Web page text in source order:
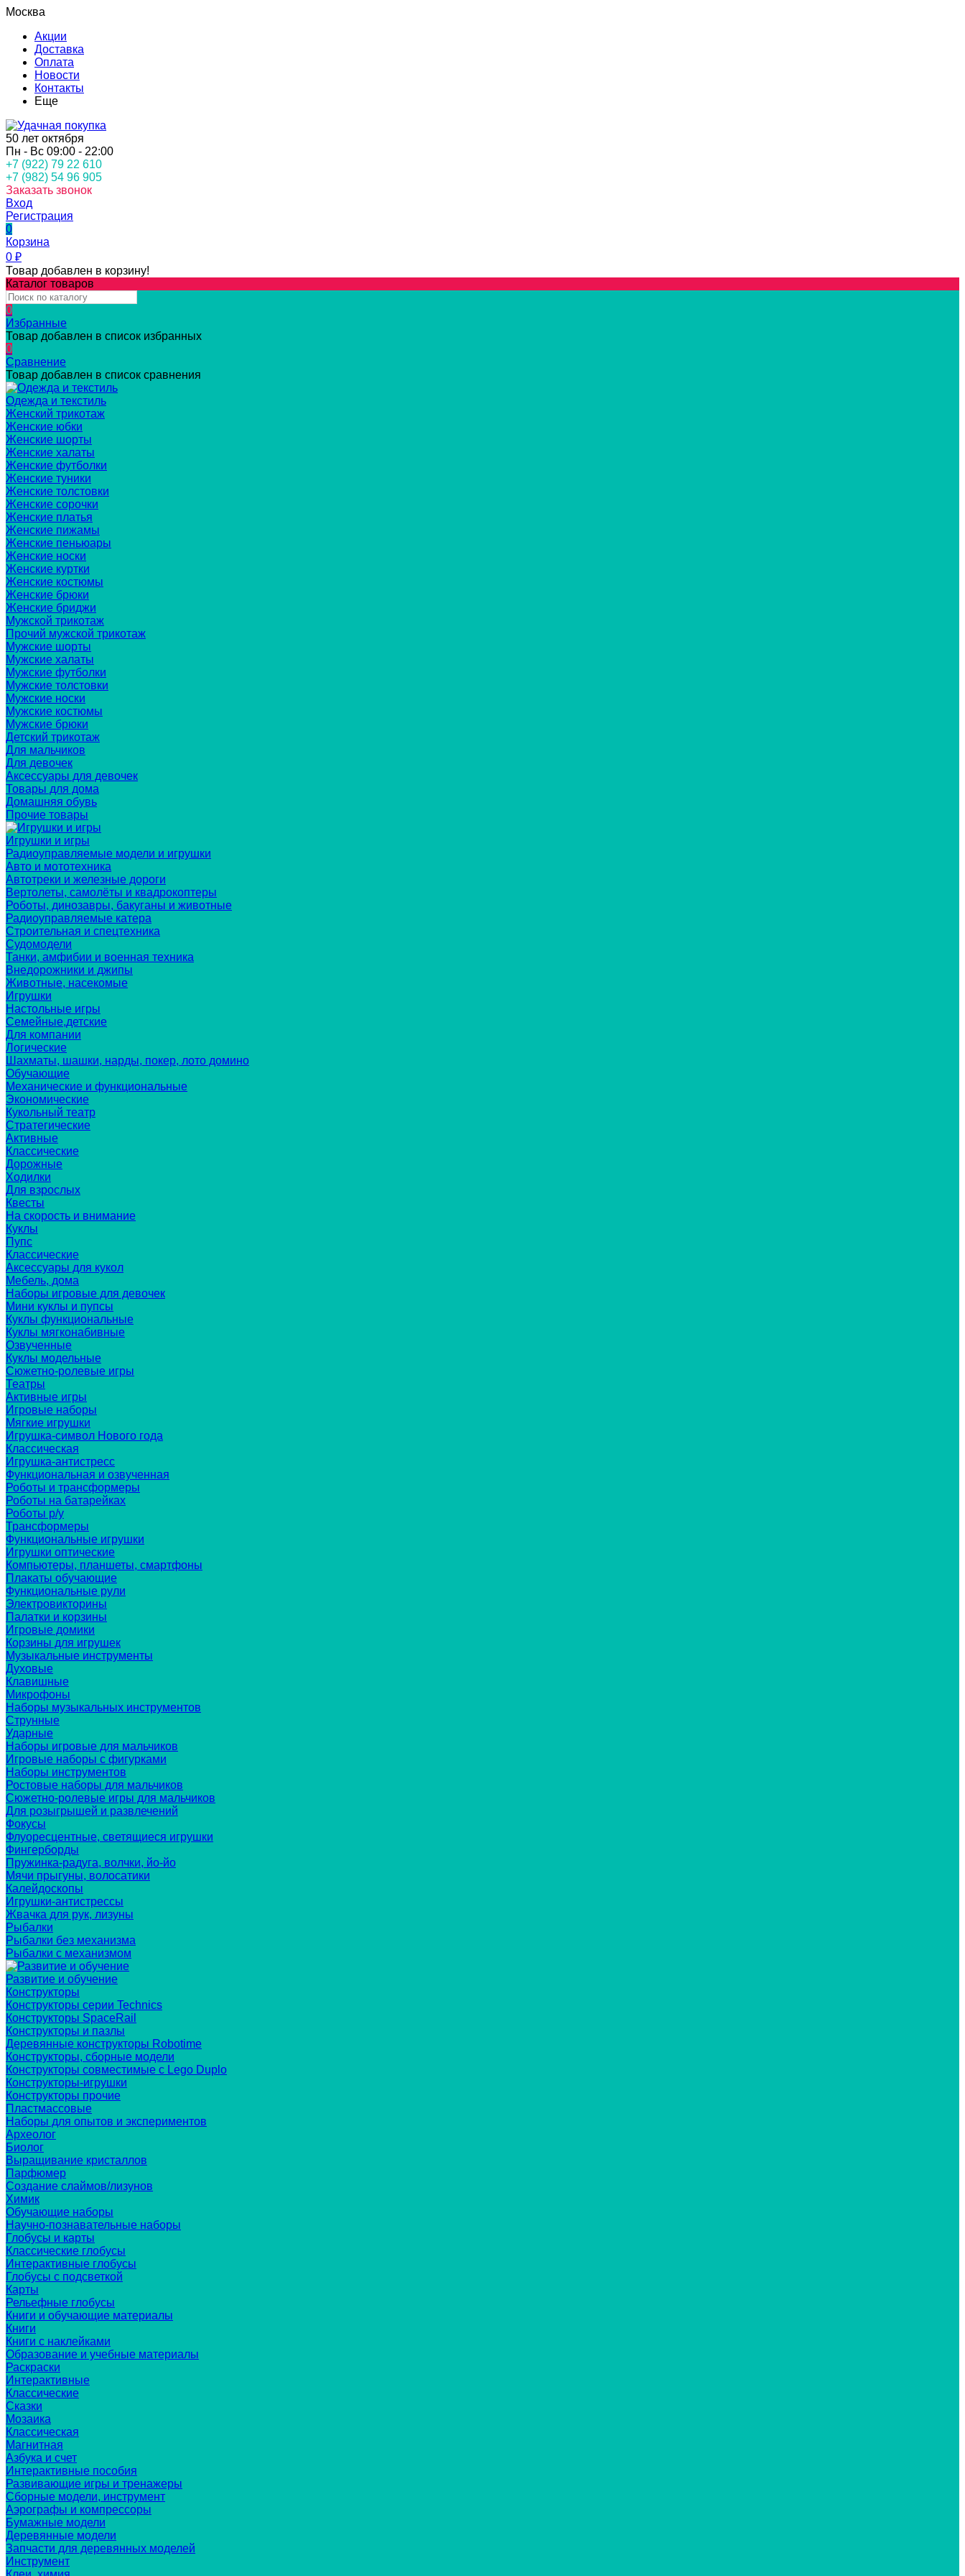
Москва
Акции
Доставка
Оплата
Новости
Контакты
Еще
50 лет октября
Пн - Вс 09:00 - 22:00
+7 (922) 79 22 610
+7 (982) 54 96 905
Заказать звонок
Вход
Регистрация
0
Корзина
0 ₽
Товар добавлен в корзину!
Каталог товаров
0
Избранные
Товар добавлен в список избранных
0
Сравнение
Товар добавлен в список сравнения
Одежда и текстиль
Женский трикотаж
Женские юбки
Женские шорты
Женские халаты
Женские футболки
Женские туники
Женские толстовки
Женские сорочки
Женские платья
Женские пижамы
Женские пеньюары
Женские носки
Женские куртки
Женские костюмы
Женские брюки
Женские бриджи
Мужской трикотаж
Прочий мужской трикотаж
Мужские шорты
Мужские халаты
Мужские футболки
Мужские толстовки
Мужские носки
Мужские костюмы
Мужские брюки
Детский трикотаж
Для мальчиков
Для девочек
Аксессуары для девочек
Товары для дома
Домашняя обувь
Прочие товары
Игрушки и игры
Радиоуправляемые модели и игрушки
Авто и мототехника
Автотреки и железные дороги
Вертолеты, самолёты и квадрокоптеры
Роботы, динозавры, бакуганы и животные
Радиоуправляемые катера
Строительная и спецтехника
Судомодели
Танки, амфибии и военная техника
Внедорожники и джипы
Животные, насекомые
Игрушки
Настольные игры
Семейные,детские
Для компании
Логические
Шахматы, шашки, нарды, покер, лото домино
Обучающие
Механические и функциональные
Экономические
Кукольный театр
Стратегические
Активные
Классические
Дорожные
Ходилки
Для взрослых
Квесты
На скорость и внимание
Куклы
Пупс
Классические
Аксессуары для кукол
Мебель, дома
Наборы игровые для девочек
Мини куклы и пупсы
Куклы функциональные
Куклы мягконабивные
Озвученные
Куклы модельные
Сюжетно-ролевые игры
Театры
Активные игры
Игровые наборы
Мягкие игрушки
Игрушка-символ Нового года
Классическая
Игрушка-антистресс
Функциональная и озвученная
Роботы и трансформеры
Роботы на батарейках
Роботы р/у
Трансформеры
Функциональные игрушки
Игрушки оптические
Компьютеры, планшеты, смартфоны
Плакаты обучающие
Функциональные рули
Электровикторины
Палатки и корзины
Игровые домики
Корзины для игрушек
Музыкальные инструменты
Духовые
Клавишные
Микрофоны
Наборы музыкальных инструментов
Струнные
Ударные
Наборы игровые для мальчиков
Игровые наборы с фигурками
Наборы инструментов
Ростовые наборы для мальчиков
Сюжетно-ролевые игры для мальчиков
Для розыгрышей и развлечений
Фокусы
Флуоресцентные, светящиеся игрушки
Фингерборды
Пружинка-радуга, волчки, йо-йо
Мячи прыгуны, волосатики
Калейдоскопы
Игрушки-антистрессы
Жвачка для рук, лизуны
Рыбалки
Рыбалки без механизма
Рыбалки с механизмом
Развитие и обучение
Конструкторы
Конструкторы серии Technics
Конструкторы SpaceRail
Конструкторы и пазлы
Деревянные конструкторы Robotime
Конструкторы, сборные модели
Конструкторы совместимые с Lego Duplo
Конструкторы-игрушки
Конструкторы прочие
Пластмассовые
Наборы для опытов и экспериментов
Археолог
Биолог
Выращивание кристаллов
Парфюмер
Создание слаймов/лизунов
Химик
Обучающие наборы
Научно-познавательные наборы
Глобусы и карты
Классические глобусы
Интерактивные глобусы
Глобусы с подсветкой
Карты
Рельефные глобусы
Книги и обучающие материалы
Книги
Книги с наклейками
Образование и учебные материалы
Раскраски
Интерактивные
Классические
Сказки
Мозаика
Классическая
Магнитная
Азбука и счет
Интерактивные пособия
Развивающие игры и тренажеры
Сборные модели, инструмент
Аэрографы и компрессоры
Бумажные модели
Деревянные модели
Запчасти для деревянных моделей
Инструмент